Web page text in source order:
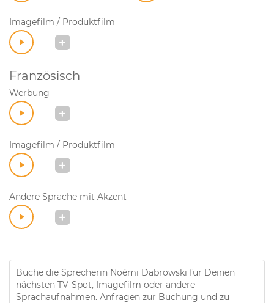
Imagefilm / Produktfilm
Französisch
Werbung
Imagefilm / Produktfilm
Andere Sprache mit Akzent
Buche die Sprecherin Noémi Dabrowski für Deinen
nächsten TV-Spot, Imagefilm oder andere
Sprachaufnahmen. Anfragen zur Buchung und zu